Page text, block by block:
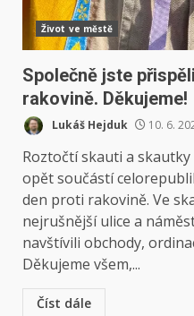
Život ve městě
Společně jste
rakovině. Děkujeme!
Lukáš Hejduk 10. 6.
Roztočtí skauti a
opět součástí
den proti rakovině. Ve
nejrušnější ulice a
navštívili obchody,
Děkujeme všem,...
Číst dále